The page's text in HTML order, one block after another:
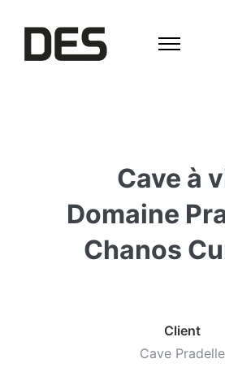
Cave à
Domaine
Chanos
Client
Cave Pradelle